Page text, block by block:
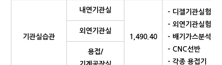
기관실습관
내연기관실
1,490.40
- 디젤기관실험장
- 외연기관실험장
- 배기가스분석기
- CNC선반
- 각종 용접기
외연기관실
용접/